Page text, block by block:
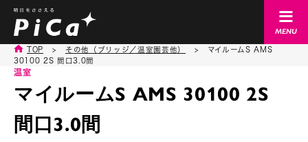
TOP > その他（ブリッジ／温室園芸他） >
マイルームS AMS
30100 2S 間口3.0間
マイルームS AMS 30100 2S
間口3.0間
温室